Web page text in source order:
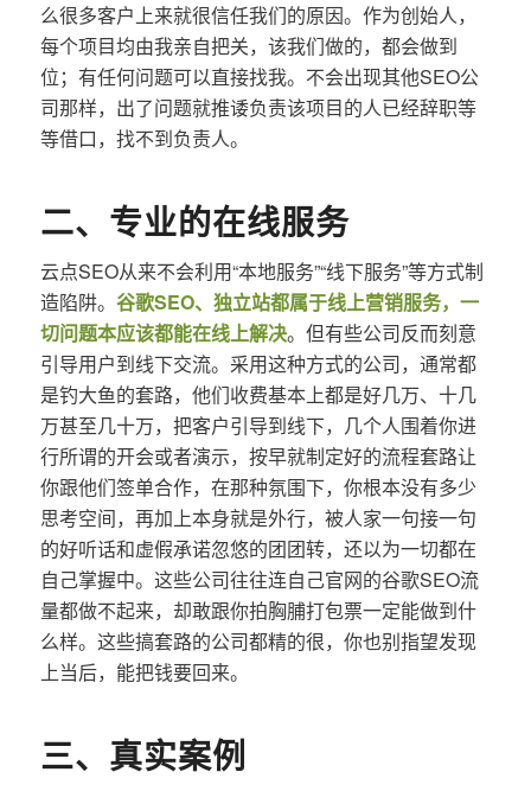
么很多客户上来就很信任我们的原因。作为创始人，
每个项目均由我亲自把关，该我们做的，都会做到
位；有任何问题可以直接找我。不会出现其他SEO公
司那样，出了问题就推诿负责该项目的人已经辞职等
等借口，找不到负责人。
二、专业的在线服务
云点SEO从来不会利用“本地服务”“线下服务”等方式制
造陷阱。 谷歌SEO、独立站都属于线上营销服务，一
切问题本应该都能在线上解决。但有些公司反而刻意
引导用户到线下交流。采用这种方式的公司，通常都
是钓大鱼的套路，他们收费基本上都是好几万、十几
万甚至几十万，把客户引导到线下，几个人围着你进
行所谓的开会或者演示，按早就制定好的流程套路让
你跟他们签单合作，在那种氛围下，你根本没有多少
思考空间，再加上本身就是外行，被人家一句接一句
的好听话和虚假承诺忽悠的团团转，还以为一切都在
自己掌握中。这些公司往往连自己官网的谷歌SEO流
量都做不起来，却敢跟你拍胸脯打包票一定能做到什
么样。这些搞套路的公司都精的很，你也别指望发现
上当后，能把钱要回来。
三、真实案例